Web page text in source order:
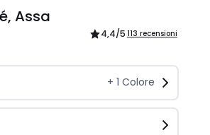
Assa
4,4/5 113 recensioni
+ 1 Colore